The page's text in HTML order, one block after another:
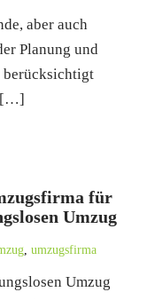
aber auch
Planung und
berücksichtigt
[…]
für
Umzug
, umzugsfirma
Umzug